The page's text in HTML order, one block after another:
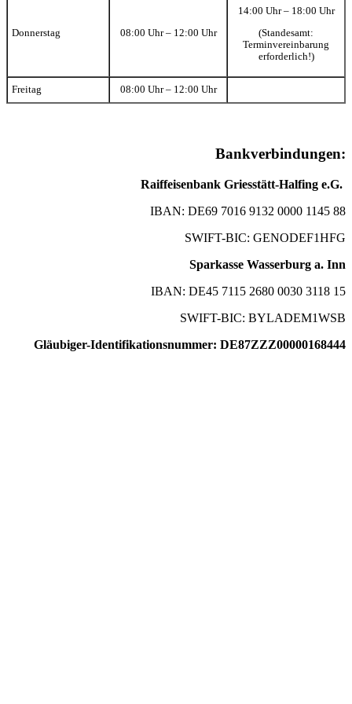
Donnerstag 08:00 Uhr – 12:00 Uhr
14:00 Uhr – 18:00 Uhr
(Standesamt:
Terminvereinbarung
erforderlich!)
Freitag 08:00 Uhr – 12:00 Uhr
Bankverbindungen:
Raiffeisenbank Griesstätt-Halfing e.G.
IBAN: DE69 7016 9132 0000 1145 88
SWIFT-BIC: GENODEF1HFG
Sparkasse Wasserburg a. Inn
IBAN: DE45 7115 2680 0030 3118 15
SWIFT-BIC: BYLADEM1WSB
Gläubiger-Identifikationsnummer: DE87ZZZ00000168444